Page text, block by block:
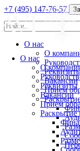
О нас
О
Реквизиты
Вакансии
Прием
+7 (495) 147-76-57
О нас
О
Вакансии
Прием